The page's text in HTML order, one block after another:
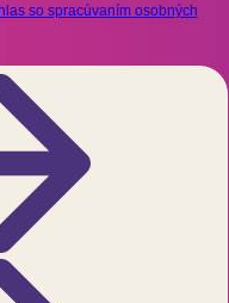
so spracúvaním osobných